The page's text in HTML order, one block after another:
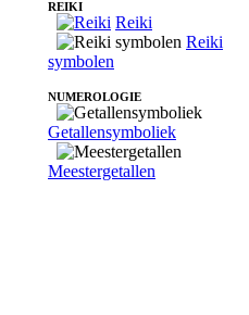
REIKI
Reiki
Reiki
symbolen
NUMEROLOGIE
Getallensymboliek
Meestergetallen